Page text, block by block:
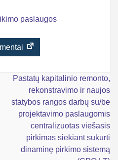
paslaugos
Pastatų kapitalinio remonto,
rekonstravimo ir naujos
statybos rangos darbų su/be
projektavimo paslaugomis
centralizuotas viešasis
pirkimas siekiant sukurti
dinaminę pirkimo sistemą